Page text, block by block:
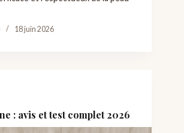
18 juin 2026
: avis et test complet 2026